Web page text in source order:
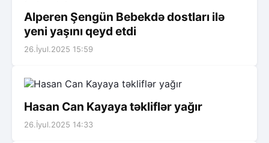
Alperen Şengün Bebekdə dostları ilə
yeni yaşını qeyd etdi
26.İyul.2025 15:59
Hasan Can Kayaya təkliflər yağır
26.İyul.2025 14:33